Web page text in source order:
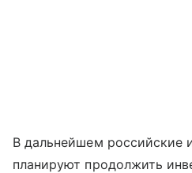
В дальнейшем российские
планируют продолжить